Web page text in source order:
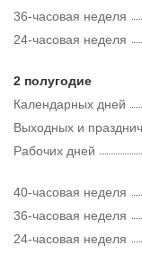
36-часовая неделя
24-часовая неделя
2 полугодие
Календарных дней
Рабочих дней
Выходных и
40-часовая неделя
36-часовая неделя
24-часовая неделя